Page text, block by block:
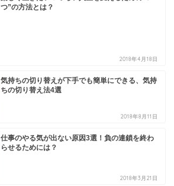
つ”の方法とは？
2018年4月18日
気持ちの切り替えが下手でも簡単にできる、気持
ちの切り替え法4選
2018年8月11日
仕事のやる気が出ない原因3選！負の連鎖を終わ
らせるためには？
2018年3月21日